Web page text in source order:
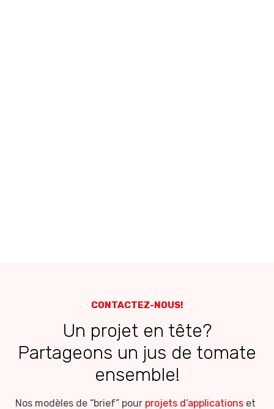
CONTACTEZ-NOUS!
Un projet en tête?
Partageons un jus de tomate
ensemble!
Nos modèles de “brief” pour projets d’applications et